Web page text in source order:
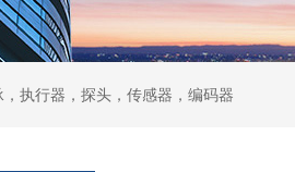
执行器，探头，传感器，编码器